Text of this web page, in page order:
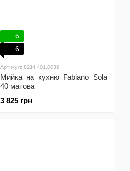
6
6
Артикул: 8214.401.0039
Мийка на кухню Fabiano Sola
40 матова
3 825 грн